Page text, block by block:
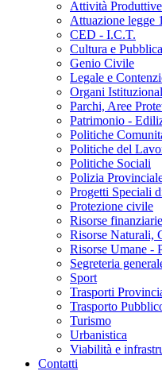
Attività Produttive
Attuazione legge
CED - I.C.T.
Cultura e
Genio Civile
Legale e
Organi
Parchi, Aree
Patrimonio -
Politiche
Politiche del
Politiche Sociali
Polizia
Progetti Speciali
Protezione civile
Risorse
Risorse Naturali,
Risorse Umane -
Segreteria
Sport
Trasporti
Trasporto
Turismo
Urbanistica
Viabilità e
Contatti